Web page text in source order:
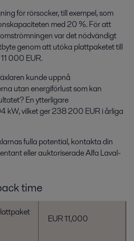
för rörsocker, till exempel, som
med 20 %. För att
var det nödvändigt
genom att utöka plattpaketet till
000 EUR.
kunde uppnå
utan energiförlust som kan
En ytterligare
kW, vilket ger 238 200 EUR i årliga
fulla potential, kontakta din
eller auktoriserade Alfa Laval-
time
EUR 11,000